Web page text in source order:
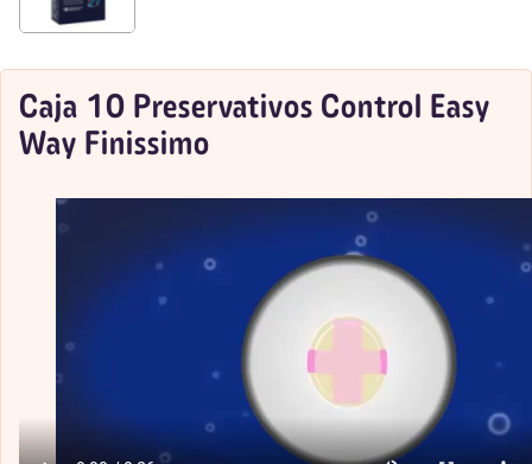
Caja 10 Preservativos Control Easy
Way Finissimo